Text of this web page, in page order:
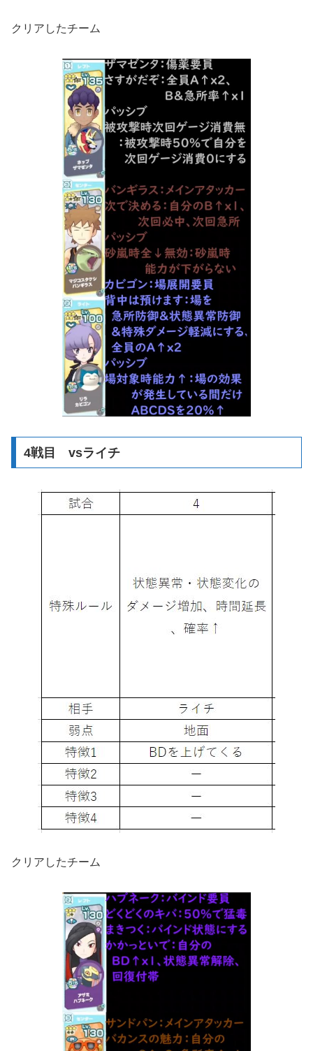
クリアしたチーム
4戦目 vsライチ
クリアしたチーム